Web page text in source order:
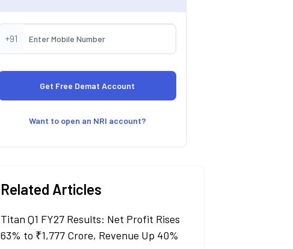
+91
Want to open an NRI account?
Related Articles
Titan Q1 FY27 Results: Net Profit Rises
63% to ₹1,777 Crore, Revenue Up 40%